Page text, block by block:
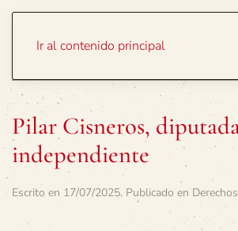
Ir al contenido principal
Pilar Cisneros,
independiente
Escrito en 17/07/2025. Publicado en Derechos